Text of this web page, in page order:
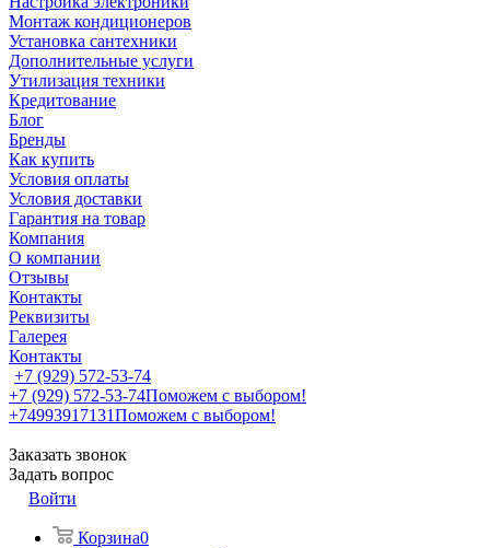
Монтаж кондиционеров
Установка сантехники
Дополнительные услуги
Утилизация техники
Кредитование
Блог
Бренды
Как купить
Условия оплаты
Условия доставки
Гарантия на товар
Компания
О компании
Отзывы
Контакты
Реквизиты
Галерея
Контакты
+7 (929) 572-53-74
+7 (929) 572-53-74Поможем с выбором!
+74993917131Поможем с выбором!
Заказать звонок
Задать вопрос
Войти
Корзина0